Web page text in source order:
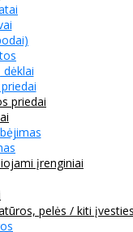
priedai
įrenginiai
pelės / kiti